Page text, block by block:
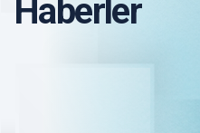
Haberler